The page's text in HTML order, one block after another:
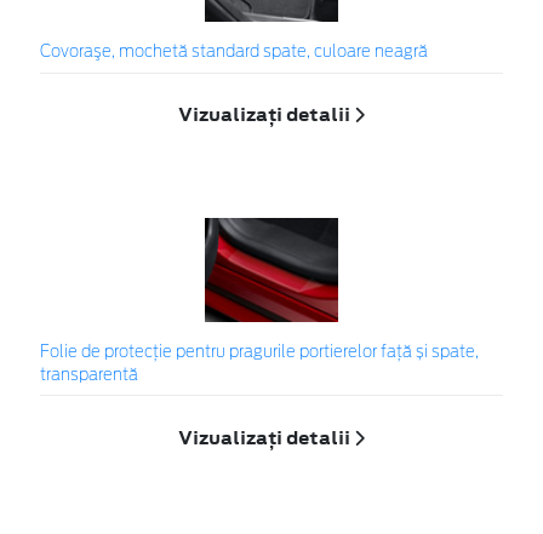
Covoraşe, mochetă standard spate, culoare neagră
Vizualizați detalii
Folie de protecție pentru pragurile portierelor față și spate,
transparentă
Vizualizați detalii